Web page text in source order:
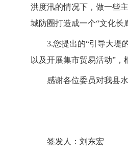
洪度汛的情况下，做一些
城防圈打造成一个“文化长
3.您提出的“引导大堤
以及开展集市贸易活动”
感谢各位委员对我县
签发人：刘